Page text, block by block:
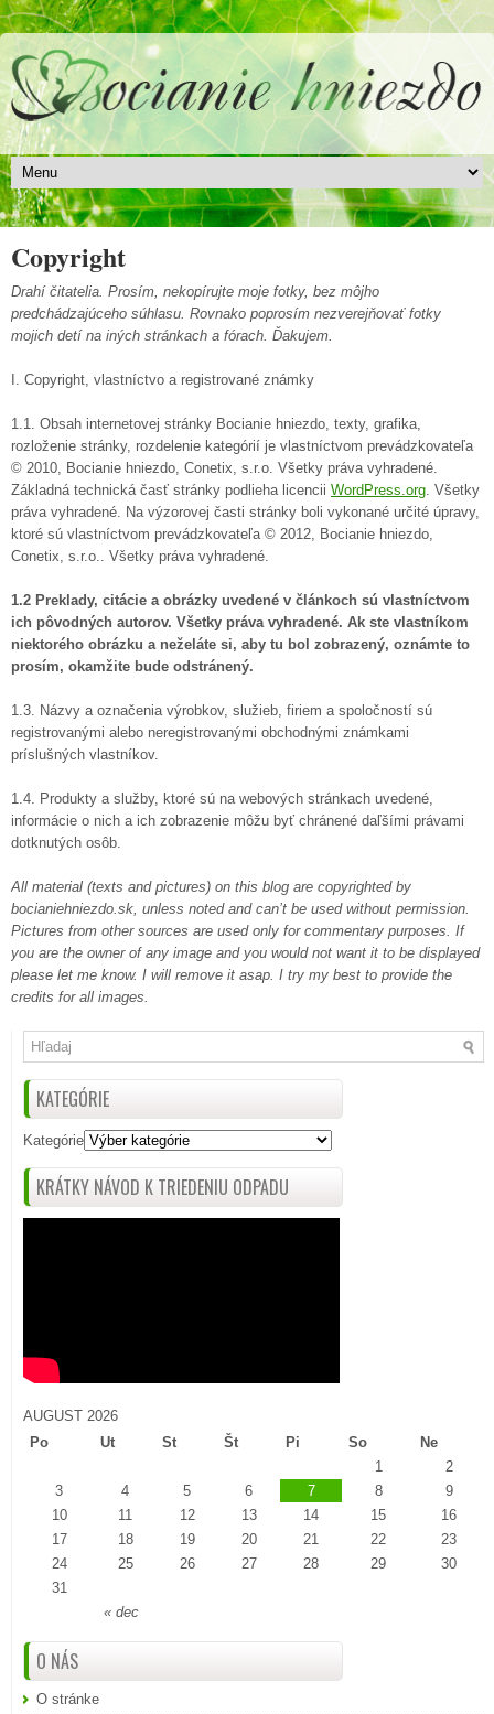
Copyright
Drahí čitatelia. Prosím, nekopírujte moje fotky, bez môjho
predchádzajúceho súhlasu. Rovnako poprosím nezverejňovať fotky
mojich detí na iných stránkach a fórach. Ďakujem.
I. Copyright, vlastníctvo a registrované známky
1.1. Obsah internetovej stránky Bocianie hniezdo, texty, grafika,
rozloženie stránky, rozdelenie kategórií je vlastníctvom prevádzkovateľa
© 2010, Bocianie hniezdo, Conetix, s.r.o. Všetky práva vyhradené.
Základná technická časť stránky podlieha licencii WordPress.org . Všetky
práva vyhradené. Na výzorovej časti stránky boli vykonané určité úpravy,
ktoré sú vlastníctvom prevádzkovateľa © 2012, Bocianie hniezdo,
Conetix, s.r.o.. Všetky práva vyhradené.
1.2 Preklady, citácie a obrázky uvedené v článkoch sú vlastníctvom
ich pôvodných autorov. Všetky práva vyhradené. Ak ste vlastníkom
niektorého obrázku a neželáte si, aby tu bol zobrazený, oznámte to
prosím, okamžite bude odstránený.
1.3. Názvy a označenia výrobkov, služieb, firiem a spoločností sú
registrovanými alebo neregistrovanými obchodnými známkami
príslušných vlastníkov.
1.4. Produkty a služby, ktoré sú na webových stránkach uvedené,
informácie o nich a ich zobrazenie môžu byť chránené daľšími právami
dotknutých osôb.
All material (texts and pictures) on this blog are copyrighted by
bocianiehniezdo.sk, unless noted and can’t be used without permission.
Pictures from other sources are used only for commentary purposes. If
you are the owner of any image and you would not want it to be displayed
please let me know. I will remove it asap. I try my best to provide the
credits for all images.
KATEGÓRIE
Kategórie
KRÁTKY NÁVOD K TRIEDENIU ODPADU
AUGUST 2026
Po
Ut St Št Pi So Ne
« dec
1
2
3
4 5 6 7 8
9
10
11 12 13 14 15
16
17
18 19 20 21 22
23
24
25 26 27 28 29
30
31
O NÁS
O stránke